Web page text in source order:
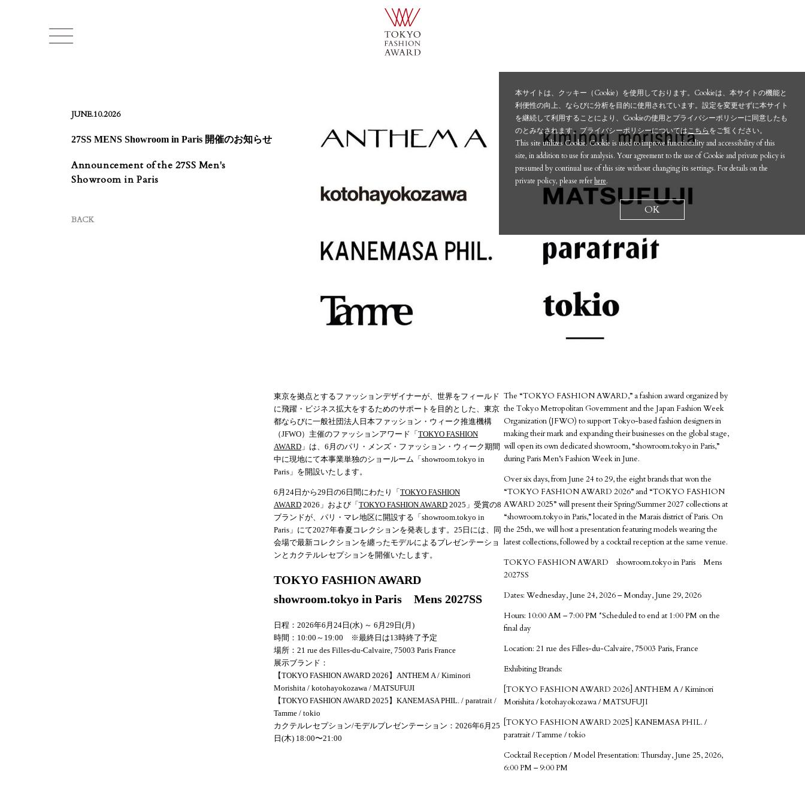
本サイトは、クッキー（Cookie）を使用しております。Cookieは、本サイトの機能と
利便性の向上、ならびに分析を目的に使用されています。設定を変更せずに本サイト
を継続して利用することにより、Cookieの使用とプライバシーポリシーに同意したも
のとみなされます。プライバシーポリシーについてはこちらをご覧ください。
This site utilizes Cookie. Cookie is used to improve functionality and accessibility of this
site, in addition to use for analysis. Your agreement to the use of Cookie and private policy is
presumed by continual use of this site without changing its settings. For details on the
private policy, please referhere.
OK
JUNE.10.2026
27SS MENS Showroom in Paris 開催のお知らせ
Announcement of the 27SS Men's
Showroom in Paris
BACK
東京を拠点とするファッションデザイナーが、世界をフィールド
に飛躍・ビジネス拡大をするためのサポートを目的とした、東京
都ならびに一般社団法人日本ファッション・ウィーク推進機構
（JFWO）主催のファッションアワード「 TOKYO FASHION
AWARD 」は、6月のパリ・メンズ・ファッション・ウィーク期間
中に現地にて本事業単独のショールーム「showroom.tokyo in
Paris」を開設いたします。
6月24日から29日の6日間にわたり「 TOKYO FASHION
AWARD 2026」および「 TOKYO FASHION AWARD 2025」受賞の8
ブランドが、パリ・マレ地区に開設する「showroom.tokyo in
Paris」にて2027年春夏コレクションを発表します。25日には、同
会場で最新コレクションを纏ったモデルによるプレゼンテーショ
ンとカクテルレセプションを開催いたします。
TOKYO FASHION AWARD
showroom.tokyo in Paris Mens 2027SS
日程：2026年6月24日(水) ～ 6月29日(月)
時間：10:00～19:00 ※最終日は13時終了予定
場所：21 rue des Filles-du-Calvaire, 75003 Paris France
展示ブランド：
【TOKYO FASHION AWARD 2026】ANTHEM A / Kiminori
Morishita / kotohayokozawa / MATSUFUJI
【TOKYO FASHION AWARD 2025】KANEMASA PHIL. / paratrait /
Tamme / tokio
カクテルレセプション/モデルプレゼンテーション：2026年6月25
日(木) 18:00〜21:00
The “TOKYO FASHION AWARD,” a fashion award organized by
the Tokyo Metropolitan Government and the Japan Fashion Week
Organization (JFWO) to support Tokyo-based fashion designers in
making their mark and expanding their businesses on the global stage,
will open its own dedicated showroom, “showroom.tokyo in Paris,”
during Paris Men’s Fashion Week in June.
Over six days, from June 24 to 29, the eight brands that won the
“TOKYO FASHION AWARD 2026” and “TOKYO FASHION
AWARD 2025” will present their Spring/Summer 2027 collections at
“showroom.tokyo in Paris,” located in the Marais district of Paris. On
the 25th, we will host a presentation featuring models wearing the
latest collections, followed by a cocktail reception at the same venue.
TOKYO FASHION AWARD showroom.tokyo in Paris Mens
2027SS
Dates: Wednesday, June 24, 2026 – Monday, June 29, 2026
Hours: 10:00 AM – 7:00 PM *Scheduled to end at 1:00 PM on the
final day
Location: 21 rue des Filles-du-Calvaire, 75003 Paris, France
Exhibiting Brands:
[TOKYO FASHION AWARD 2026] ANTHEM A / Kiminori
Morishita / kotohayokozawa / MATSUFUJI
[TOKYO FASHION AWARD 2025] KANEMASA PHIL. /
paratrait / Tamme / tokio
Cocktail Reception / Model Presentation: Thursday, June 25, 2026,
6:00 PM – 9:00 PM